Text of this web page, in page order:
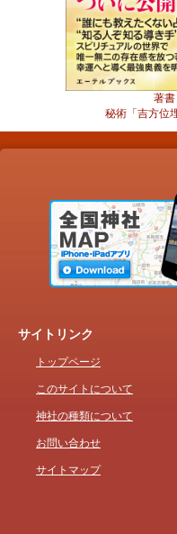
著書
秘術「吉方位
サイトリンク
トップページ
このサイトについて
神社の種類について
お問い合わせ
サイトマップ